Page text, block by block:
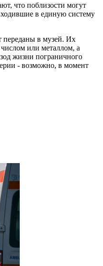
что поблизости могут
в единую систему
переданы в музей. Их
числом или металлом, а
жизни пограничного
- возможно, в момент